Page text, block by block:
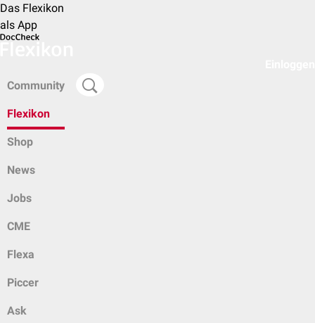
Das Flexikon
als App
Community
Flexikon
Shop
News
Jobs
CME
Flexa
Piccer
Ask